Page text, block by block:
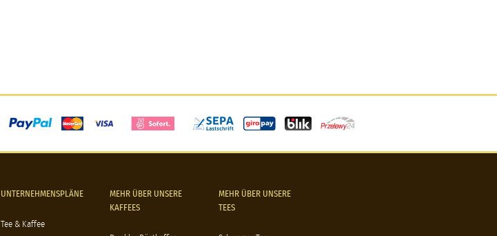
UNTERNEHMENSPLÄNE
Tee & Kaffee
MEHR ÜBER UNSERE
KAFFEES
MEHR ÜBER UNSERE
TEES